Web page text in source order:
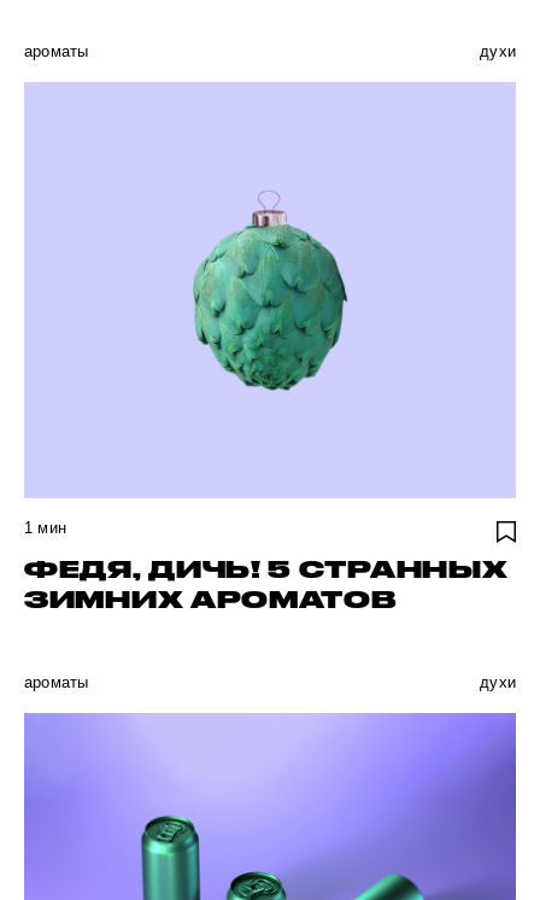
ароматы духи
1 мин
ФЕДЯ, ДИЧЬ! 5 СТРАННЫХ
ЗИМНИХ АРОМАТОВ
ароматы духи